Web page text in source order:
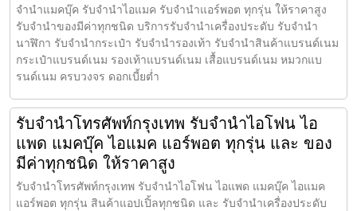
จำนำแมคบุ๊ค รับจำนำไอแมค รับจำนำแอร์พอต ทุกรุ่น ให้ราคาสูง
รับจำนำของมีค่าทุกชนิด บริการรับจำนำเครื่องประดับ รับจำนำ
นาฬิกา รับจำนำกระเป๋า รับจำนำรองเท้า รับจำนำสินค้าแบรนด์เนม
กระเป๋าแบรนด์เนม รองเท้าแบรนด์เนม เสื้อแบรนด์เนม หมวกแบ
รนด์เนม ครบวงจร ดอกเบี้ยต่ำ
รับจำนำโทรศัพท์กรุงเทพ รับจำนำไอโฟน ไอ
แพด แมคบุ๊ค ไอแมค แอร์พอต ทุกรุ่น และ ของ
มีค่าทุกชนิด ให้ราคาสูง
รับจำนำโทรศัพท์กรุงเทพ รับจำนำไอโฟน ไอแพด แมคบุ๊ค ไอแมค
แอร์พอต ทุกรุ่น สินค้าแอปเปิ้ลทุกชนิด และ รับจำนำเครื่องประดับ